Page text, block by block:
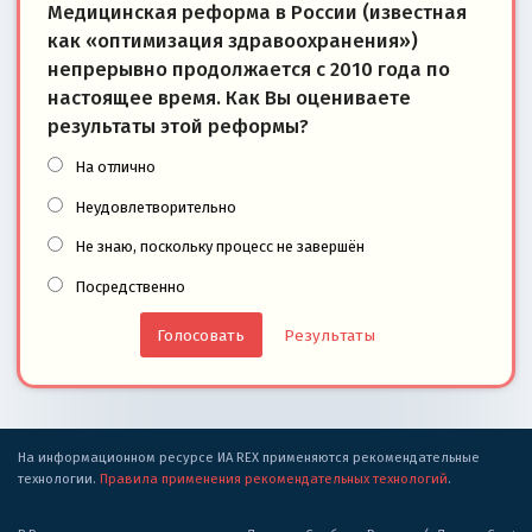
Медицинская реформа в России (известная
как «оптимизация здравоохранения»)
непрерывно продолжается с 2010 года по
настоящее время. Как Вы оцениваете
результаты этой реформы?
На отлично
Неудовлетворительно
Не знаю, поскольку процесс не завершён
Посредственно
Результаты
На информационном ресурсе ИА REX применяются рекомендательные
технологии. Правила применения рекомендательных технологий.